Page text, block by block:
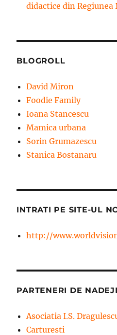
didactice din Regiunea
BLOGROLL
David Miron
Foodie Family
Ioana Stancescu
Mamica urbana
Sorin Grumazescu
Stanica Bostanaru
INTRATI PE SITE-UL
http://
PARTENERI DE
Asociatia I.S.
Carturesti